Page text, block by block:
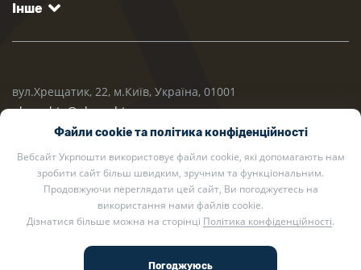
Інше
вул.Хрещатик, 22, м.Київ, Україна, 01001
ukrposhta@ukrposhta.ua
2002 — 2026 Укрпошта. Всі права захищено.
Файли cookie та політика конфіденційності
Вебсайт Укрпошти використовує файли cookie, які допомагають нам
зробити сайт більш швидким, зручним та функціональним.
Продовжуючи переглядати цей сайт, Ви погоджуєтесь на
використання нами файлів cookie.
Дізнатися більше можна на сторінці Політика конфіденційності.